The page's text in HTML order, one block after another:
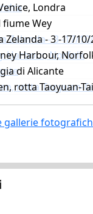
Londra
fiume Wey
Zelanda - 3 -17/10/
Harbour,
di Alicante
rotta Taoyuan-
gallerie